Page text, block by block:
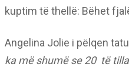
kuptim të thellë: Bëhet
Angelina Jolie i pëlqen
ka më shumë se 20 të